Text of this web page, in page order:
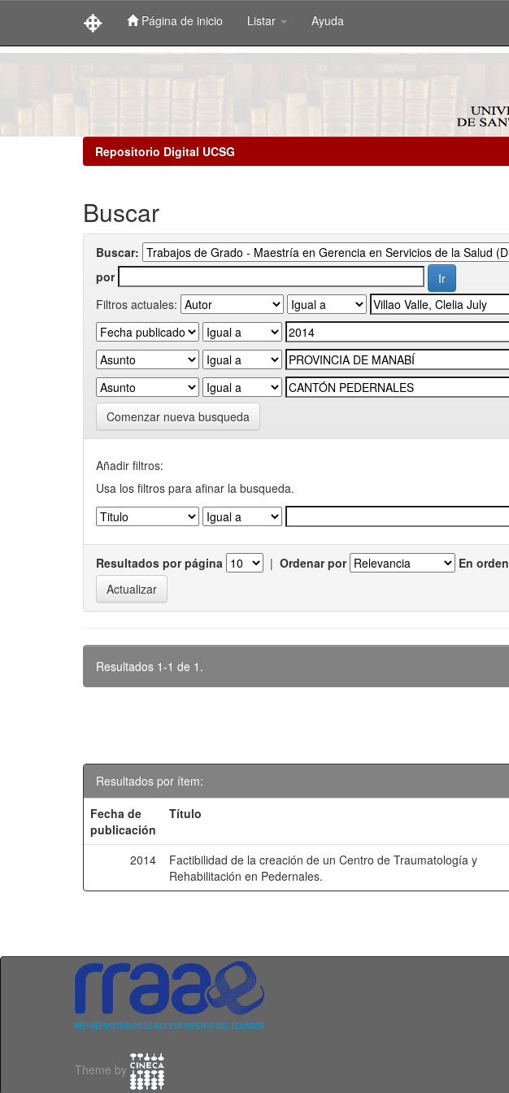
Página de inicio Listar Ayuda
Repositorio Digital UCSG
Buscar
Buscar:
por
Filtros actuales:
Comenzar nueva busqueda
Añadir filtros:
Usa los filtros para afinar la busqueda.
Resultados por página | Ordenar por En orden
Resultados 1-1 de 1.
Resultados por ítem:
Fecha de
publicación
Título
2014
Factibilidad de la creación de un Centro de Traumatología y
Rehabilitación en Pedernales.
Theme by